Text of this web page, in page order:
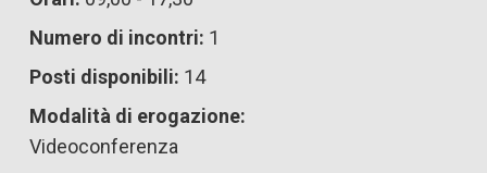
Numero di incontri: 1
Posti disponibili: 14
Modalità di erogazione:
Videoconferenza